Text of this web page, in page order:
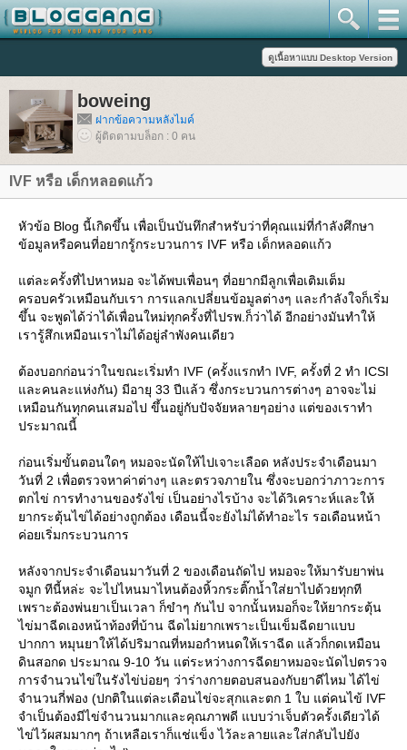
boweing
ฝากข้อความหลังไมค์
ผู้ติดตามบล็อก : 0 คน
IVF หรือ เด็กหลอดแก้ว
หัวข้อ Blog นี้เกิดขึ้น เพื่อเป็นบันทึกสำหรับว่าที่คุณแม่ที่กำลังศึกษา
ข้อมูลหรือคนที่อยากรู้กระบวนการ IVF หรือ เด็กหลอดแก้ว
ต่ละครั้งที่ไปหาหมอ จะได้พบเพื่อนๆ ที่อยากมีลูกเพื่อเติมเต็ม
ครอบครัวเหมือนกับเรา การแลกเปลี่ยนข้อมูลต่างๆ และกำลังใจก็เริ่ม
ขึ้น จะพูดได้ว่าได้เพื่อนใหม่ทุกครั้งที่ไปรพ.ก็ว่าได้ อีกอย่างมันทำให้
เรารู้สึกเหมือนเราไม่ได้อยู่ลำพังคนเดียว
ต้องบอกก่อนว่าในขณะเริ่มทำ IVF (ครั้งแรกทำ IVF, ครั้งที่ 2 ทำ ICSI
ละคนละแห่งกัน) มีอายุ 33 ปีแล้ว ซึ่งกระบวนการต่างๆ อาจจะไม่
เหมือนกันทุกคนเสมอไป ขึ้นอยู่กับปัจจัยหลายๆอย่าง แต่ของเราทำ
ประมาณนี้
ก่อนเริ่มขั้นตอนใดๆ หมอจะนัดให้ไปเจาะเลือด หลังประจำเดือนมา
วันที่ 2 เพื่อตรวจหาค่าต่างๆ และตรวจภายใน ซึ่งจะบอกว่าภาวะการ
ตกไข่ การทำงานของรังไข่ เป็นอย่างไรบ้าง จะได้วิเคราะห์และให้
ากระตุ้นไข่ได้อย่างถูกต้อง เดือนนี้จะยังไม่ได้ทำอะไร รอเดือนหน้า
ค่อยเริ่มกระบวนการ
หลังจากประจำเดือนมาวันที่ 2 ของเดือนถัดไป หมอจะให้มารับยาพ่น
จมูก ทีนี้หล่ะ จะไปไหนมาไหนต้องหิ้วกระติ๊กน้ำใส่ยาไปด้วยทุกที
เพราะต้องพ่นยาเป็นเวลา ก็ขำๆ กันไป จากนั้นหมอก็จะให้ยากระตุ้น
ไข่มาฉีดเองหน้าท้องที่บ้าน ฉีดไม่ยากเพราะเป็นเข็มฉีดยาแบบ
ปากกา หมุนยาให้ได้ปริมาณที่หมอกำหนดให้เราฉีด แล้วก็กดเหมือน
ดินสอกด ประมาณ 9-10 วัน แต่ระหว่างการฉีดยาหมอจะนัดไปตรวจ
การจำนวนไข่ในรังไข่บ่อยๆ ว่าร่างกายตอบสนองกับยาดีไหม ได้ไข่
จำนวนกี่ฟอง (ปกติในแต่ละเดือนไข่จะสุกและตก 1 ใบ แต่คนไข้ IVF
จำเป็นต้องมีไข่จำนวนมากและคุณภาพดี แบบว่าเจ็บตัวครั้งเดียวได้
ไข่ไว้ผสมมากๆ ถ้าเหลือเราก็แช่แข็ง ไว้ละลายและใส่กลับไปยัง